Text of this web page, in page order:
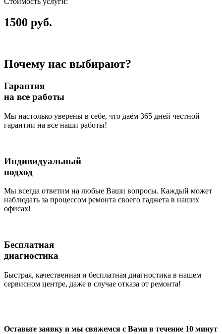
1500 руб.
Почему нас выбирают?
Гарантия
на все работы
Мы настолько уверены в себе, что даём 365 дней честной
гарантии на все наши работы!
Индивидуальный
подход
Мы всегда ответим на любые Ваши вопросы. Каждый может
наблюдать за процессом ремонта своего гаджета в наших
офисах!
Бесплатная
диагностика
Быстрая, качественная и бесплатная диагностика в нашем
сервисном центре, даже в случае отказа от ремонта!
Оставьте заявку и мы свяжемся с Вами в течение 10 минут